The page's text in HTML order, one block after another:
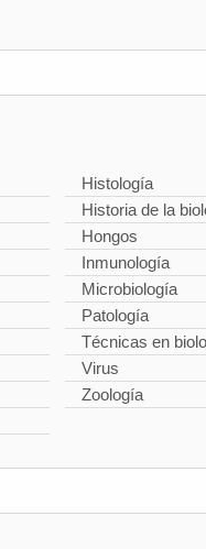
Histología
Historia de la
Hongos
Inmunología
Microbiología
Patología
Técnicas en
Virus
Zoología